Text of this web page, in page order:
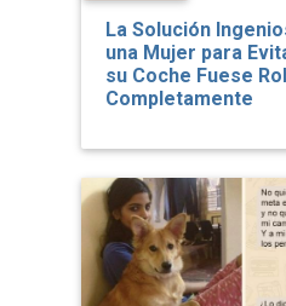
La Solución
una Mujer para
su Coche Fuese
Completamente